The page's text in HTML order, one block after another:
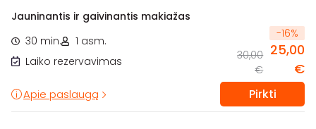
Jauninantis ir gaivinantis makiažas
30 min.
1 asm.
Laiko rezervavimas
-16%
30,00
€
25,00
€
Apie paslaugą Pirkti